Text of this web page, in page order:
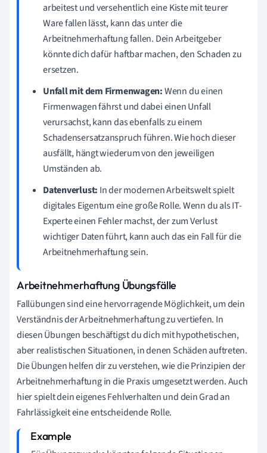
arbeitest und versehentlich eine Kiste mit teurer
Ware fallen lässt, kann das unter die
Arbeitnehmerhaftung fallen. Dein Arbeitgeber
könnte dich dafür haftbar machen, den Schaden zu
ersetzen.
Unfall mit dem Firmenwagen:Wenn du einen
Firmenwagen fährst und dabei einen Unfall
verursachst, kann das ebenfalls zu einem
Schadensersatzanspruch führen. Wie hoch dieser
ausfällt, hängt wiederum von den jeweiligen
Umständen ab.
Datenverlust: In der modernen Arbeitswelt spielt
digitales Eigentum eine große Rolle. Wenn du als IT-
Experte einen Fehler machst, der zum Verlust
wichtiger Daten führt, kann auch das ein Fall für die
Arbeitnehmerhaftung sein.
Arbeitnehmerhaftung Übungsfälle
Fallübungen sind eine hervorragende Möglichkeit, um dein
Verständnis der Arbeitnehmerhaftung zu vertiefen. In
diesen Übungen beschäftigst du dich mit hypothetischen,
aber realistischen Situationen, in denen Schäden auftreten.
Die Übungen helfen dir zu verstehen, wie die Prinzipien der
Arbeitnehmerhaftung in die Praxis umgesetzt werden. Auch
hier spielt dein eigenes Fehlverhalten und dein Grad an
Fahrlässigkeit eine entscheidende Rolle.